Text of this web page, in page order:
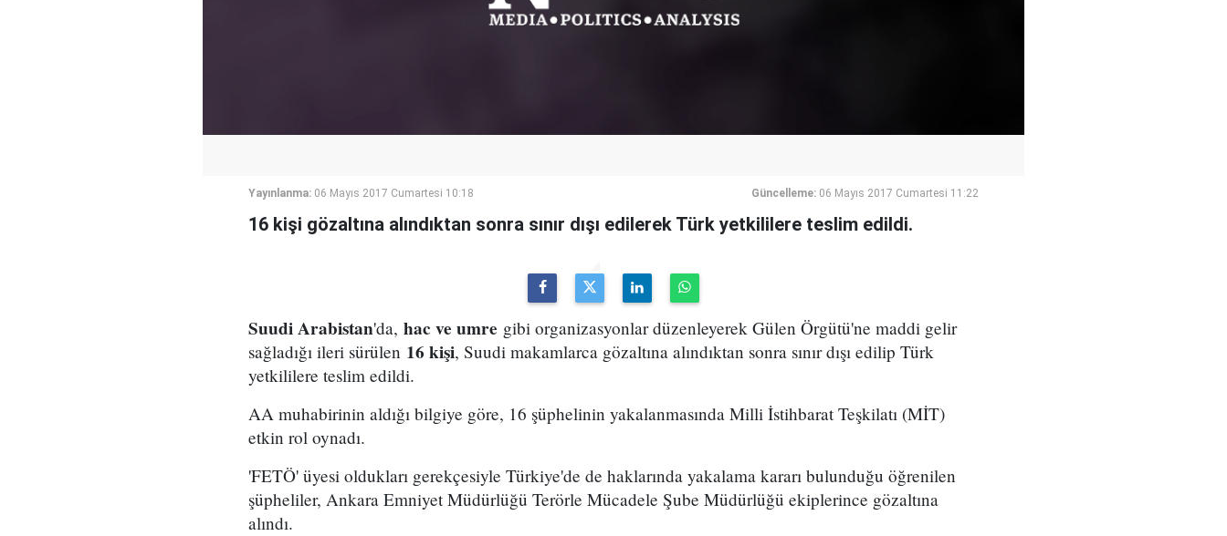
Yayınlanma: 06 Mayıs 2017 Cumartesi 10:18 Güncelleme: 06 Mayıs 2017 Cumartesi 11:22
16 kişi gözaltına alındıktan sonra sınır dışı edilerek Türk yetkililere teslim edildi.
Suudi Arabistan'da, hac ve umre gibi organizasyonlar düzenleyerek Gülen Örgütü'ne maddi gelir
sağladığı ileri sürülen 16 kişi, Suudi makamlarca gözaltına alındıktan sonra sınır dışı edilip Türk
yetkililere teslim edildi.
AA muhabirinin aldığı bilgiye göre, 16 şüphelinin yakalanmasında Milli İstihbarat Teşkilatı (MİT)
etkin rol oynadı.
'FETÖ' üyesi oldukları gerekçesiyle Türkiye'de de haklarında yakalama kararı bulunduğu öğrenilen
şüpheliler, Ankara Emniyet Müdürlüğü Terörle Mücadele Şube Müdürlüğü ekiplerince gözaltına
alındı.